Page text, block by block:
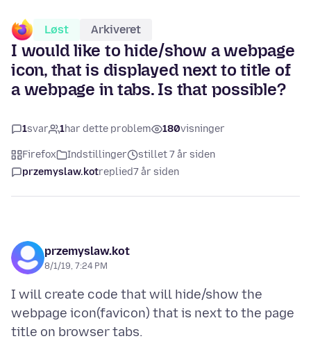
Løst Arkiveret
I would like to hide/show a webpage
icon, that is displayed next to title of
a webpage in tabs. Is that possible?
1svar 1har dette problem 180visninger
Firefox Indstillinger
stillet 7 år siden
przemyslaw.kotreplied7 år siden
przemyslaw.kot
8/1/19, 7:24 PM
I will create code that will hide/show the
webpage icon(favicon) that is next to the page
title on browser tabs.